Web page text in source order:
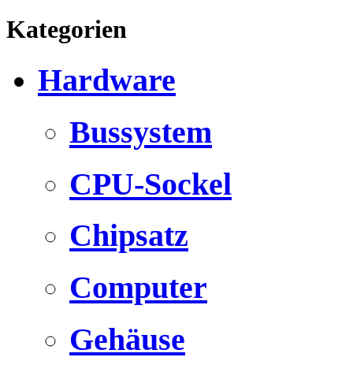
Kategorien
Hardware
Bussystem
CPU-Sockel
Chipsatz
Computer
Gehäuse